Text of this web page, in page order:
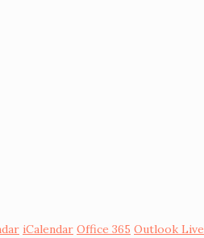
iCalendar Office 365 Outlook Live